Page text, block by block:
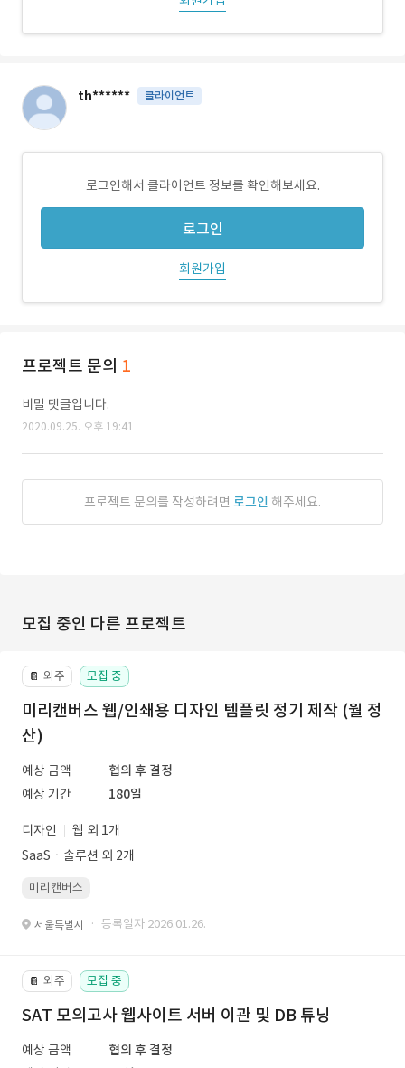
th****** 클라이언트
로그인해서 클라이언트 정보를 확인해보세요.
로그인
회원가입
프로젝트 문의 1
비밀 댓글입니다.
2020.09.25. 오후 19:41
프로젝트 문의를 작성하려면 로그인 해주세요.
모집 중인 다른 프로젝트
📔 외주 모집 중
미리캔버스 웹/인쇄용 디자인 템플릿 정기 제작 (월 정
산)
예상 금액
협의 후 결정
예상 기간
180일
디자인
웹 외 1개
SaaSㆍ솔루션 외 2개
미리캔버스
서울특별시 · 등록일자 2026.01.26.
📔 외주 모집 중
SAT 모의고사 웹사이트 서버 이관 및 DB 튜닝
예상 금액
협의 후 결정